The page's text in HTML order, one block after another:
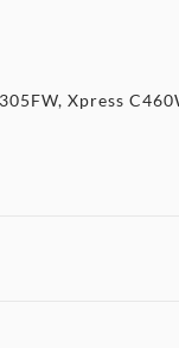
Xpress